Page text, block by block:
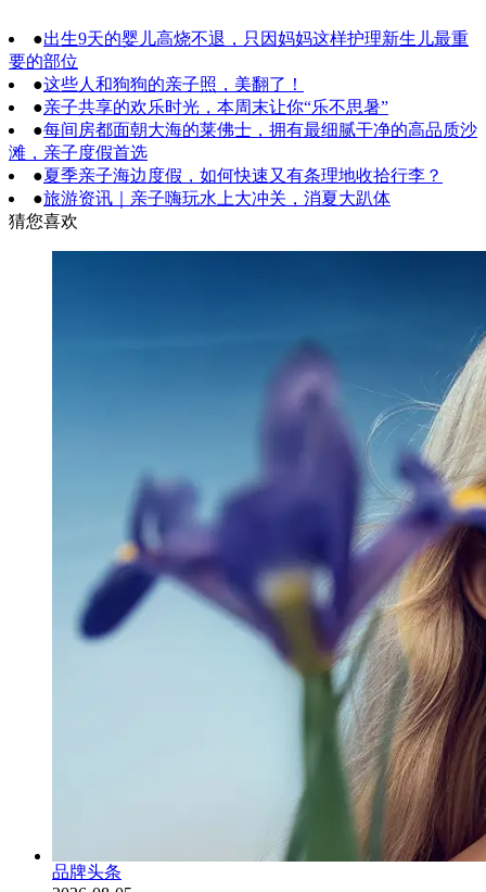
●出生9天的婴儿高烧不退，只因妈妈这样护理新生儿最重
要的部位
●这些人和狗狗的亲子照，美翻了！
●亲子共享的欢乐时光，本周末让你“乐不思暑”
●每间房都面朝大海的莱佛士，拥有最细腻干净的高品质沙
滩，亲子度假首选
●夏季亲子海边度假，如何快速又有条理地收拾行李？
●旅游资讯｜亲子嗨玩水上大冲关，消夏大趴体
猜您喜欢
品牌头条